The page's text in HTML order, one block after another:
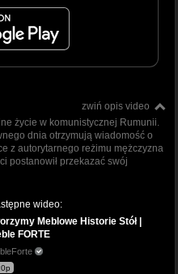
zwiń opis video
życie w komunistycznej Rumunii.
dnia otrzymują wiadomość o
z autorytarnego reżimu mężczyzna
postanowił przekazać swój
wideo:
Meblowe Historie Stół |
FORTE